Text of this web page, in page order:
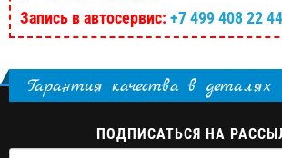
Запись в автосервис: +7 499 408 22 44
Гарантия качества в деталях
ПОДПИСАТЬСЯ НА